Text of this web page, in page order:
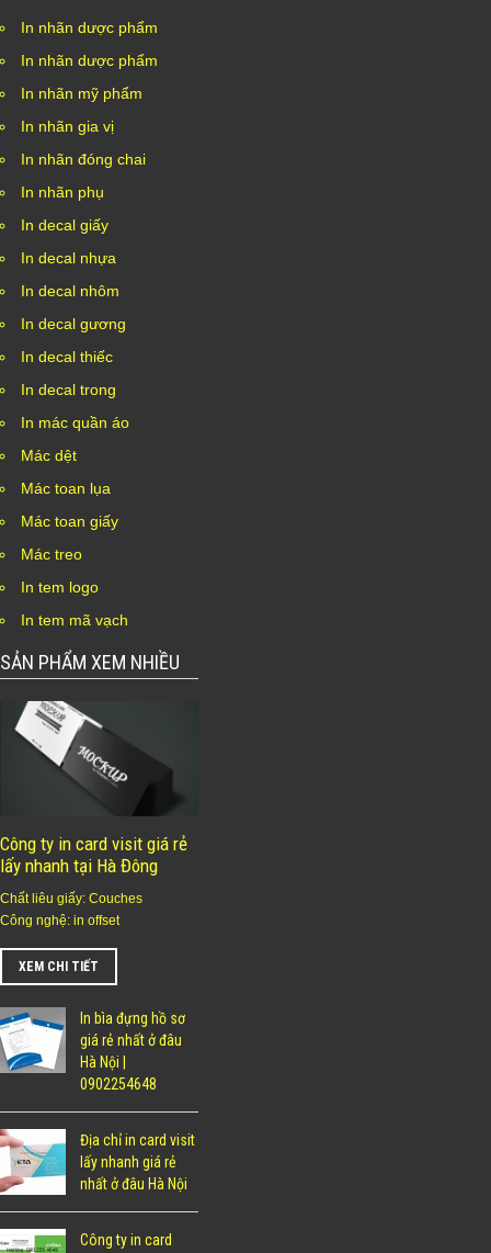
In nhãn dược phẩm
In nhãn dược phẩm
In nhãn mỹ phẩm
In nhãn gia vị
In nhãn đóng chai
In nhãn phụ
In decal giấy
In decal nhựa
In decal nhôm
In decal gương
In decal thiếc
In decal trong
In mác quần áo
Mác dệt
Mác toan lụa
Mác toan giấy
Mác treo
In tem logo
In tem mã vạch
SẢN PHẨM XEM NHIỀU
Công ty in card visit giá rẻ
lấy nhanh tại Hà Đông
Chất liêu giấy: Couches
Công nghệ: in offset
XEM CHI TIẾT
In bìa đựng hồ sơ
giá rẻ nhất ở đâu
Hà Nội |
0902254648
Địa chỉ in card visit
lấy nhanh giá rẻ
nhất ở đâu Hà Nội
Công ty in card